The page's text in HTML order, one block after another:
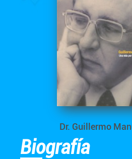
Dr. Guillermo
Biografía